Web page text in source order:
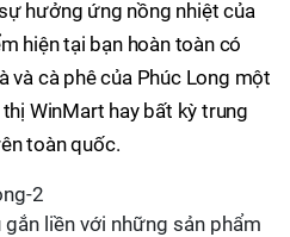
hưởng ứng nồng nhiệt của
hiện tại bạn hoàn toàn có
và cà phê của Phúc Long một
WinMart hay bất kỳ trung
toàn quốc.
liền với những sản phẩm